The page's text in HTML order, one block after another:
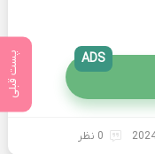
پست قبلی ADS
0 نظر